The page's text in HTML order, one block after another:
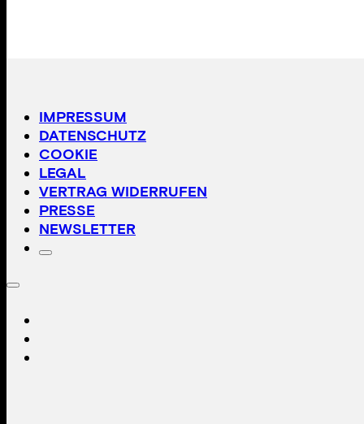
IMPRESSUM
DATENSCHUTZ
COOKIE
LEGAL
VERTRAG WIDERRUFEN
PRESSE
NEWSLETTER